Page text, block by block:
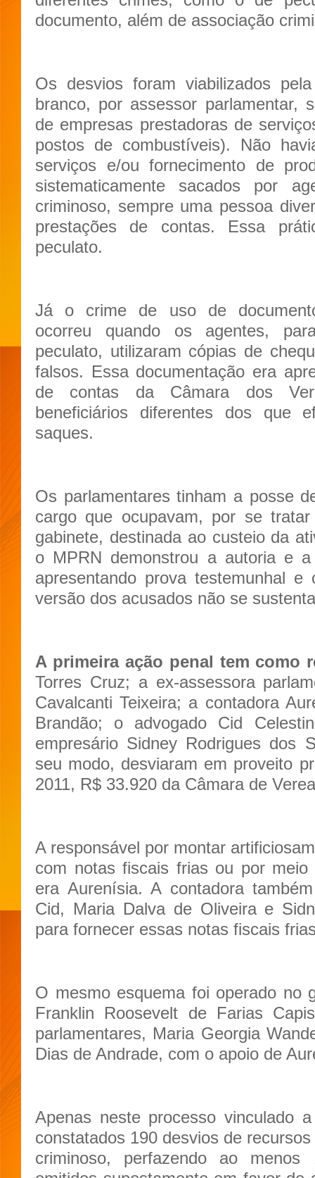
documento, além de associação
Os desvios foram viabilizados
branco, por assessor parlamentar,
de empresas prestadoras de
postos de combustíveis). Não
serviços e/ou fornecimento de
sistematicamente sacados por
criminoso, sempre uma pessoa
prestações de contas. Essa
peculato.
Já o crime de uso de
ocorreu quando os agentes,
peculato, utilizaram cópias de
falsos. Essa documentação era
de contas da Câmara dos
beneficiários diferentes dos que
saques.
Os parlamentares tinham a posse
cargo que ocupavam, por se
gabinete, destinada ao custeio da
o MPRN demonstrou a autoria e
apresentando prova testemunhal
versão dos acusados não se
A primeira ação penal tem como
Torres Cruz; a ex-assessora
Cavalcanti Teixeira; a contadora
Brandão; o advogado Cid
empresário Sidney Rodrigues dos
seu modo, desviaram em proveito
2011, R$ 33.920 da Câmara de
A responsável por montar
com notas fiscais frias ou por meio
era Aurenísia. A contadora
Cid, Maria Dalva de Oliveira e
para fornecer essas notas fiscais
O mesmo esquema foi operado no
Franklin Roosevelt de Farias
parlamentares, Maria Georgia
Dias de Andrade, com o apoio de
Apenas neste processo vinculado
constatados 190 desvios de
criminoso, perfazendo ao